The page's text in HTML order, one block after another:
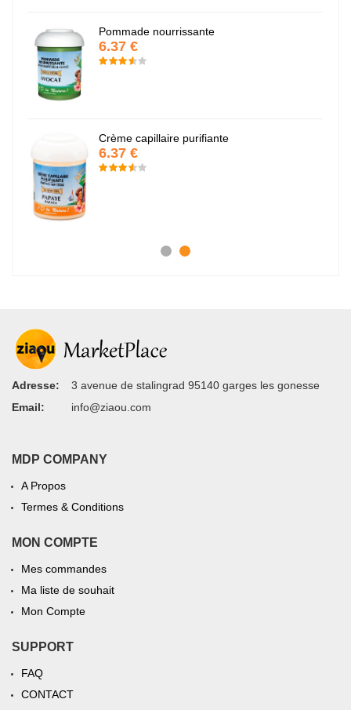
Pommade nourrissante
6.37 €
Crème capillaire purifiante
6.37 €
Adresse:
3 avenue de stalingrad 95140 garges les gonesse
Email:
info@ziaou.com
MDP COMPANY
A Propos
Termes & Conditions
MON COMPTE
Mes commandes
Ma liste de souhait
Mon Compte
SUPPORT
FAQ
CONTACT